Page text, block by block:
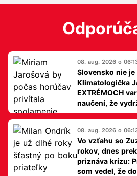
08. aug. 2026 o
Slovensko nie
Klimatologička
EXTRÉMOCH
naučení, že
08. aug. 2026 o
Vo vzťahu so
rokov, dnes
priznáva krízu:
som vedel, že